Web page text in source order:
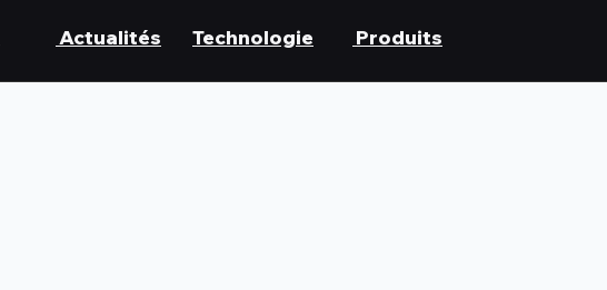
Actualités Technologie Produits